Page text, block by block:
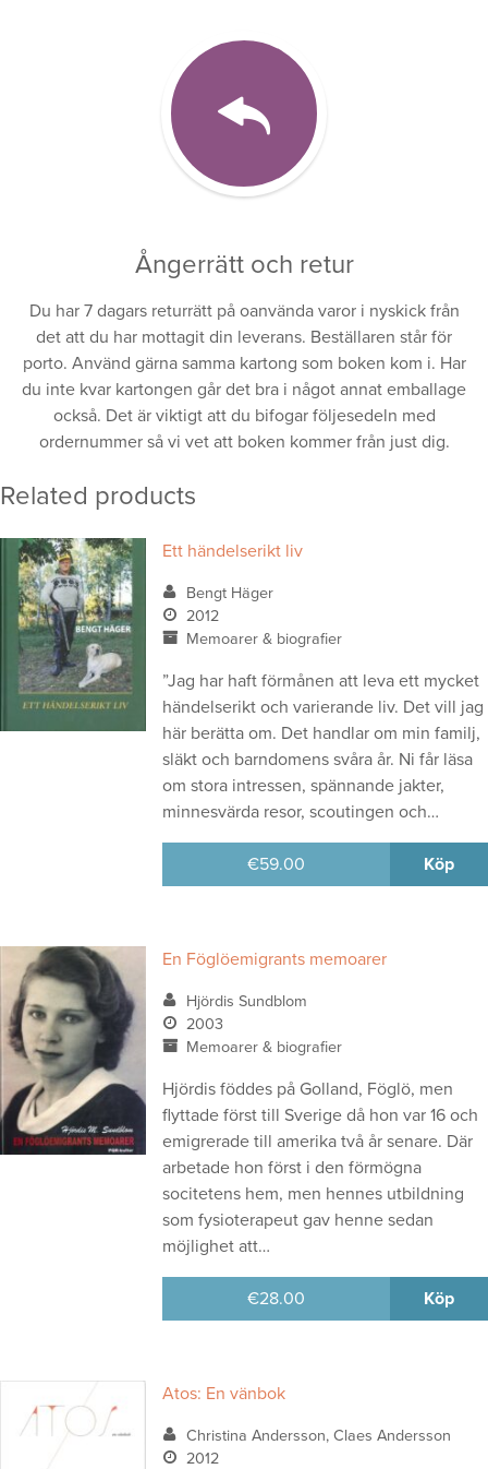
Ångerrätt och retur
Du har 7 dagars returrätt på oanvända varor i nyskick från
det att du har mottagit din leverans. Beställaren står för
porto. Använd gärna samma kartong som boken kom i. Har
du inte kvar kartongen går det bra i något annat emballage
också. Det är viktigt att du bifogar följesedeln med
ordernummer så vi vet att boken kommer från just dig.
Related products
Ett händelserikt liv
Bengt Häger
2012
Memoarer & biografier
”Jag har haft förmånen att leva ett mycket
händelserikt och varierande liv. Det vill jag
här berätta om. Det handlar om min familj,
släkt och barndomens svåra år. Ni får läsa
om stora intressen, spännande jakter,
minnesvärda resor, scoutingen och…
€59.00 Köp
En Föglöemigrants memoarer
Hjördis Sundblom
2003
Memoarer & biografier
Hjördis föddes på Golland, Föglö, men
flyttade först till Sverige då hon var 16 och
emigrerade till amerika två år senare. Där
arbetade hon först i den förmögna
socitetens hem, men hennes utbildning
som fysioterapeut gav henne sedan
möjlighet att…
€28.00 Köp
Atos: En vänbok
Christina Andersson, Claes Andersson
2012